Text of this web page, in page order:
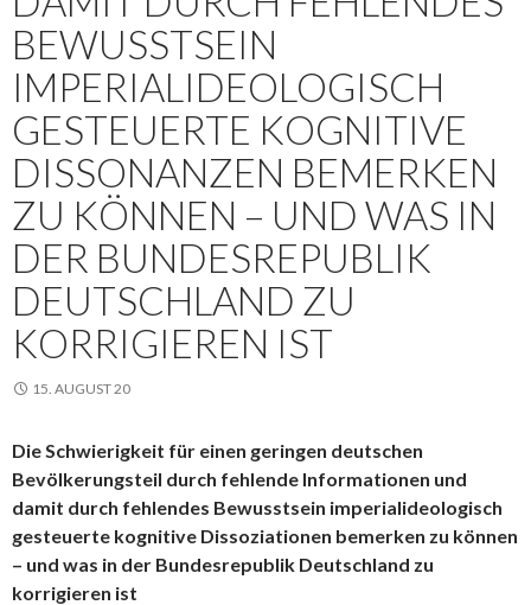
BEWUSSTSEIN
IMPERIALIDEOLOGISCH
GESTEUERTE KOGNITIVE
DISSONANZEN BEMERKEN
ZU KÖNNEN – UND WAS IN
DER BUNDESREPUBLIK
DEUTSCHLAND ZU
KORRIGIEREN IST
15. AUGUST 20
Die Schwierigkeit für einen geringen deutschen
Bevölkerungsteil durch fehlende Informationen und
damit durch fehlendes Bewusstsein imperialideologisch
gesteuerte kognitive Dissoziationen bemerken zu können
– und was in der Bundesrepublik Deutschland zu
korrigieren ist